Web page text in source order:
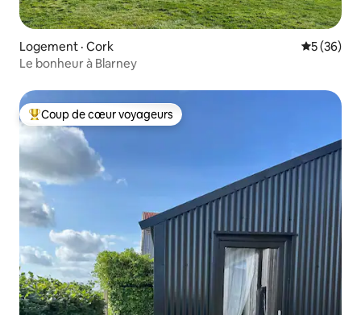
Logement · Cork Note
5 (36)
Le bonheur à Blarney
Coup de cœur voyageurs parmi les plus aimés
Coup de cœur voyageurs